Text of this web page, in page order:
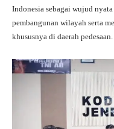
Indonesia sebagai wujud
pembangunan wilayah serta
khususnya di daerah pedesaan.